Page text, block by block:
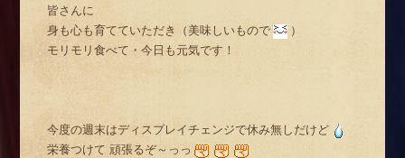
皆さんに
身も心も育てていただき（美味しいもので
）
モリモリ食べて・今日も元気です！
今度の週末はディスプレイチェンジで休み無しだけど
栄養つけて 頑張るぞ～っっ